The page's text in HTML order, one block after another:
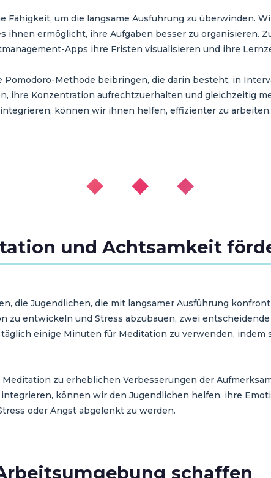
Fähigkeit, um die langsame Ausführung zu überwinden.
ihnen ermöglicht, ihre Aufgaben besser zu organisieren.
Apps ihre Fristen visualisieren und ihre
Methode beibringen, die darin besteht, in
ihre Konzentration aufrechtzuerhalten und gleichzeitig
können wir ihnen helfen, effizienter zu arbeiten.
◆ ◆ ◆
und Achtsamkeit
die Jugendlichen, die mit langsamer Ausführung
zu entwickeln und Stress abzubauen, zwei
einige Minuten für Meditation zu verwenden,
zu erheblichen Verbesserungen der
können wir den Jugendlichen helfen, ihre
oder Angst abgelenkt zu werden.
schaffen